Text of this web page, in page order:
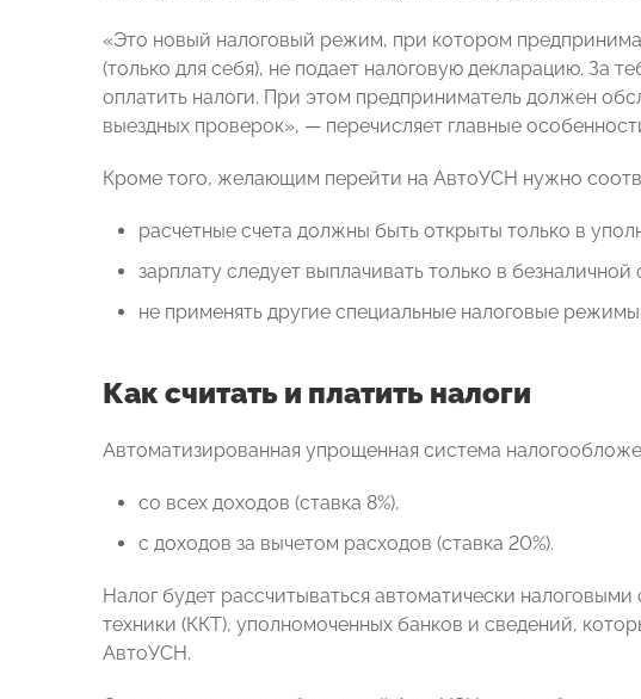
«Это новый налоговый режим, при котором
(только для себя), не подает налоговую декларацию. За
оплатить налоги. При этом предприниматель должен
выездных проверок», — перечисляет главные
Кроме того, желающим перейти на АвтоУСН нужно
расчетные счета должны быть открыты только в
зарплату следует выплачивать только в
не применять другие специальные налоговые режимы.
Как считать и платить налоги
Автоматизированная упрощенная система
со всех доходов (ставка 8%),
с доходов за вычетом расходов (ставка 20%).
Налог будет рассчитываться автоматически
техники (ККТ), уполномоченных банков и сведений,
АвтоУСН.